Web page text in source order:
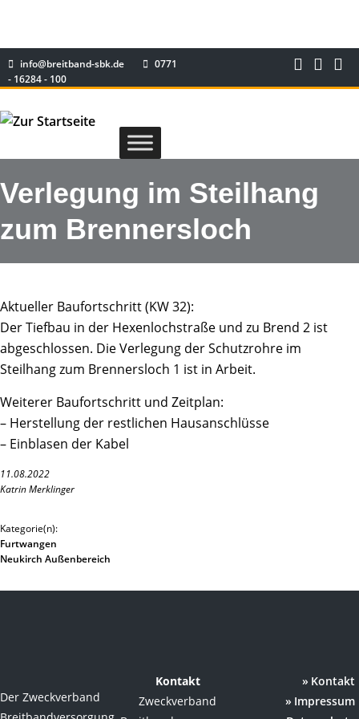
info@breitband-sbk.de
0771
- 16284 - 100
Verlegung im Steilhang
zum Brennersloch
Aktueller Baufortschritt (KW 32):
Der Tiefbau in der Hexenlochstraße und zu Brend 2 ist
abgeschlossen. Die Verlegung der Schutzrohre im
Steilhang zum Brennersloch 1 ist in Arbeit.
Weiterer Baufortschritt und Zeitplan:
– Herstellung der restlichen Hausanschlüsse
– Einblasen der Kabel
11.08.2022
Katrin Merklinger
Kategorie(n):
Furtwangen
Neukirch Außenbereich
Der Zweckverband
Kontakt
Zweckverband
Kontakt
Impressum